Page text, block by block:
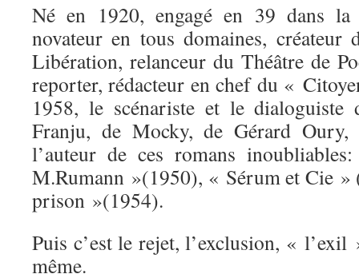
Né en 1920, engagé en 39 dans la
novateur en tous domaines,
Libération, relanceur du Théâtre de
reporter, rédacteur en chef du «
1958, le scénariste et le dialoguiste
Franju, de Mocky, de Gérard
l’auteur de ces romans
M.Rumann »(1950), « Sérum et Cie »
prison »(1954).
Puis c’est le rejet, l’exclusion, «
même.